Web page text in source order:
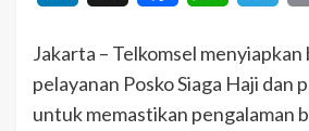
Jakarta – Telkomsel
pelayanan Posko Siaga Haji dan
untuk memastikan pengalaman